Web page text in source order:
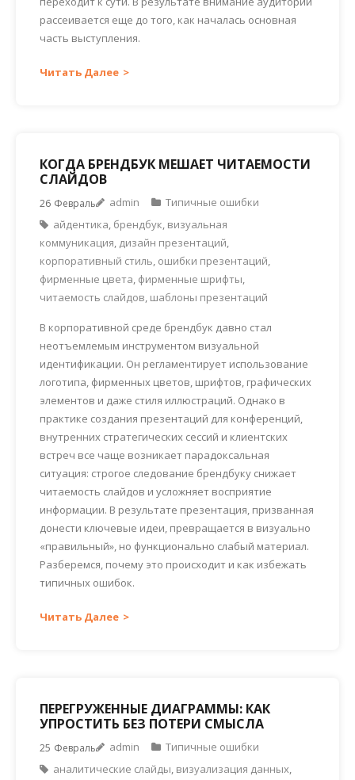
рассеивается еще до того, как началась основная
часть выступления.
Читать Далее
КОГДА БРЕНДБУК МЕШАЕТ ЧИТАЕМОСТИ
СЛАЙДОВ
26 Февраль admin
Типичные ошибки
айдентика брендбук визуальная
коммуникация дизайн презентаций
корпоративный стиль ошибки презентаций
фирменные цвета фирменные шрифты
читаемость слайдов шаблоны презентаций
В корпоративной среде брендбук давно стал
неотъемлемым инструментом визуальной
идентификации. Он регламентирует использование
логотипа, фирменных цветов, шрифтов, графических
элементов и даже стиля иллюстраций. Однако в
практике создания презентаций для конференций,
внутренних стратегических сессий и клиентских
встреч все чаще возникает парадоксальная
ситуация: строгое следование брендбуку снижает
читаемость слайдов и усложняет восприятие
информации. В результате презентация, призванная
донести ключевые идеи, превращается в визуально
«правильный», но функционально слабый материал.
Разберемся, почему это происходит и как избежать
типичных ошибок.
Читать Далее
ПЕРЕГРУЖЕННЫЕ ДИАГРАММЫ: КАК
УПРОСТИТЬ БЕЗ ПОТЕРИ СМЫСЛА
25 Февраль admin
Типичные ошибки
аналитические слайды визуализация данных